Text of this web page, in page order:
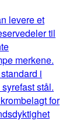
levere et
til
merkene.
i
stål.
for